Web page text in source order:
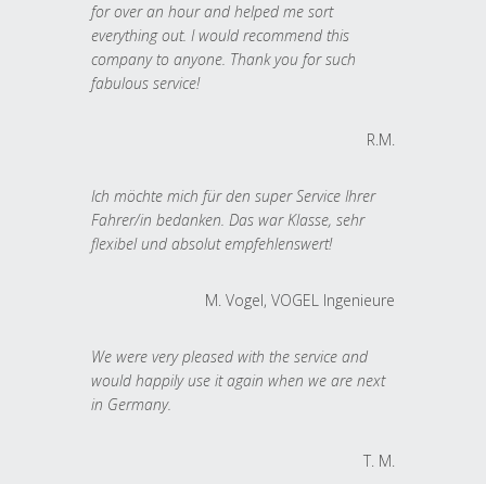
for over an hour and helped me sort
everything out. I would recommend this
company to anyone. Thank you for such
fabulous service!
R.M.
Ich möchte mich für den super Service Ihrer
Fahrer/in bedanken. Das war Klasse, sehr
flexibel und absolut empfehlenswert!
M. Vogel, VOGEL Ingenieure
We were very pleased with the service and
would happily use it again when we are next
in Germany.
T. M.